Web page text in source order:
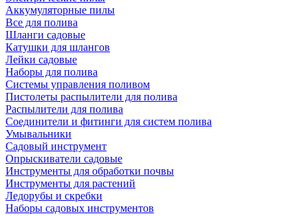
Аккумуляторные пилы
Все для полива
Шланги садовые
Катушки для шлангов
Лейки садовые
Наборы для полива
Системы управления поливом
Пистолеты распылители для полива
Распылители для полива
Соединители и фитинги для систем полива
Умывальники
Садовый инструмент
Опрыскиватели садовые
Инструменты для обработки почвы
Инструменты для растений
Ледорубы и скребки
Наборы садовых инструментов